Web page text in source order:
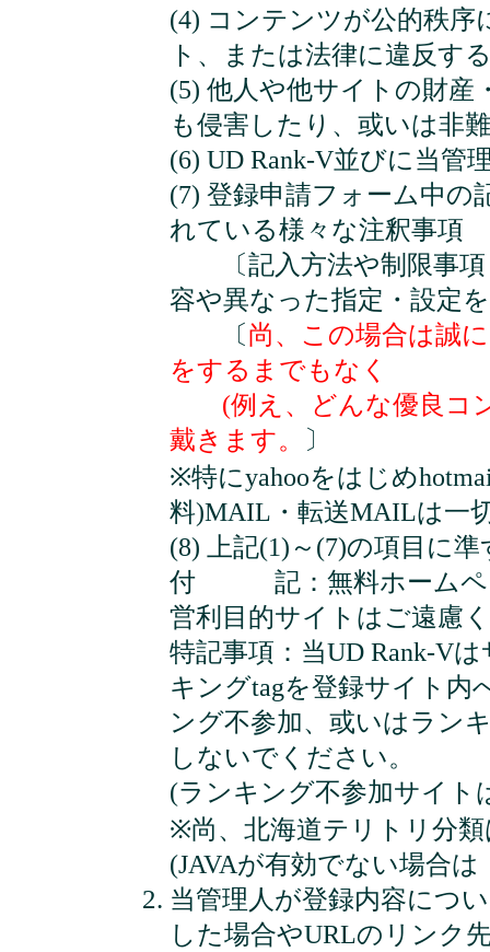
(4) コンテンツが公的秩
ト、または法律に違反す
(5) 他人や他サイトの財
も侵害したり、或いは非
(6) UD Rank-V並びに当管
(7) 登録申請フォーム中の
れている様々な注釈事項
〔記入方法や制限事項
容や異なった指定・設定
〔尚、この場合は誠
をするまでもなく
(例え、どんな優良コン
戴きます。
〕
※特にyahooをはじめ
料)MAIL・転送MAILは一
(8) 上記(1)～(7)の項目に
付 記：無料ホームペー
営利目的サイトはご遠慮
特記事項：当UD Rank-V
キングtagを登録サイト内
ング不参加、或いはラン
しないでください。
(ランキング不参加サイト
※尚、北海道テリトリ分
(JAVAが有効でない場合は
当管理人が登録内容につ
した場合やURLのリンク